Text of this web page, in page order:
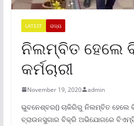
LATEST ରାଜ୍ୟ
ନିଲମ୍ବିତ ହେଲେ
କର୍ମଚାରୀ
November 19, 2020 admin
ଭୁବନେଶ୍ବର() ଚାକିରିରୁ ନିଲମ୍ବିତ ହେଲେ
ବ୍ରାଉନସୁଗାର ବିକ୍ରି ଅଭିଯୋଗରେ ବିଏମ୍‌ସି